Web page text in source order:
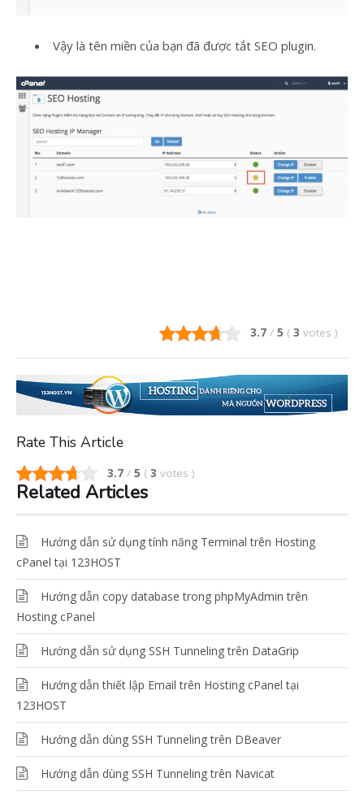
Vậy là tên miền của bạn đã được tắt SEO plugin.
3.7 / 5 ( 3 votes )
Rate This Article
3.7 / 5 ( 3 votes )
Related Articles
Hướng dẫn sử dụng tính năng Terminal trên Hosting
cPanel tại 123HOST
Hướng dẫn copy database trong phpMyAdmin trên
Hosting cPanel
Hướng dẫn sử dụng SSH Tunneling trên DataGrip
Hướng dẫn thiết lập Email trên Hosting cPanel tại
123HOST
Hướng dẫn dùng SSH Tunneling trên DBeaver
Hướng dẫn dùng SSH Tunneling trên Navicat